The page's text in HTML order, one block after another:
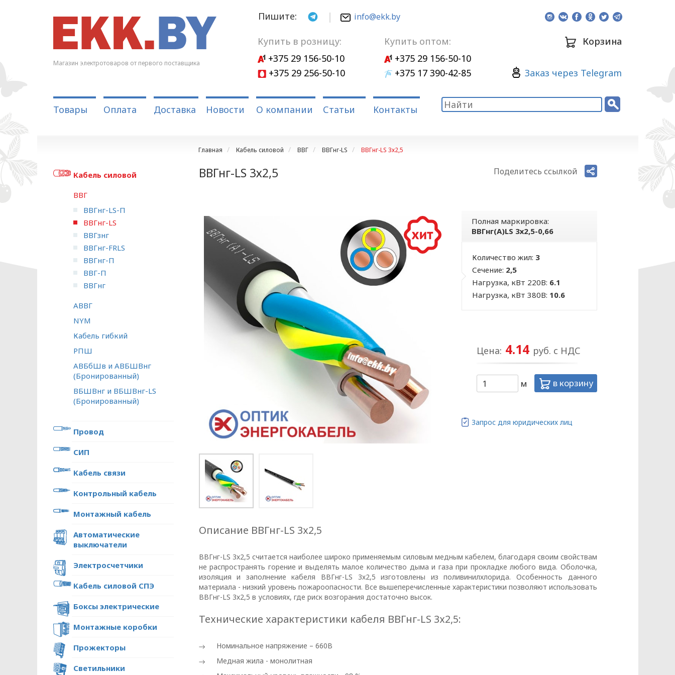
Пишите: info@ekk.by
Магазин электротоваров от первого поставщика
Купить в розницу:
+375 29 156-50-10
+375 29 256-50-10
Купить оптом:
+375 29 156-50-10
+375 17 390-42-85
Корзина
Зaкaз через Telegram
Товары Оплата Доставка Новости О компании Статьи Контакты
Главная Кабель силовой ВВГ ВВГнг-LS ВВГнг-LS 3х2,5
Кабель силовой
ВВГ
ВВГнг-LS-П
ВВГнг-LS
ВВГзнг
ВВГнг-FRLS
ВВГнг-П
ВВГ-П
ВВГнг
АВВГ
NYM
Кабель гибкий
РПШ
АВБбШв и АВБШВнг
(Бронированный)
ВБШВнг и ВБШВнг-LS
(Бронированный)
Провод
СИП
Кабель связи
Контрольный кабель
Монтажный кабель
Автоматические
выключатели
Электросчетчики
Кабель силовой СПЭ
Боксы электрические
Монтажные коробки
Прожекторы
Светильники
ВВГнг-LS 3х2,5 Поделитесь ссылкой
Полная маркировка:
ВВГнг(А)LS 3х2,5-0,66
Количество жил: 3
Сечение: 2,5
Нагрузка, кВт 220В: 6.1
Нагрузка, кВт 380В: 10.6
Цена: 4.14 руб. с НДС
м в корзину
Запрос для юридических лиц
Описание ВВГнг-LS 3х2,5
ВВГнг-LS 3х2,5 считается наиболее широко применяемым силовым медным кабелем, благодаря своим свойствам
не распространять горение и выделять малое количество дыма и газа при прокладке любого вида. Оболочка,
изоляция и заполнение кабеля ВВГнг-LS 3х2,5 изготовлены из поливинилхлорида. Особенность данного
материала - низкий уровень пожароопасности. Все вышеперечисленные характеристики позволяют использовать
ВВГнг-LS 3х2,5 в условиях, где риск возгорания достаточно высок.
Технические характеристики кабеля ВВГнг-LS 3х2,5:
Номинальное напряжение – 660В
Медная жила - монолитная
ПОЛИТИКА ОПЕРАТОРА